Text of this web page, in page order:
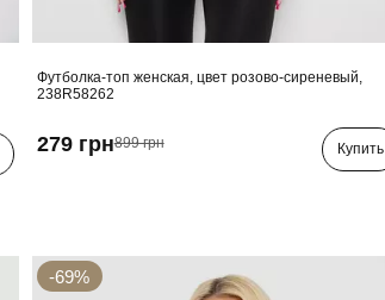
Футболка-топ женская, цвет розово-сиреневый,
238R58262
279 грн899 грн Купить
-69%